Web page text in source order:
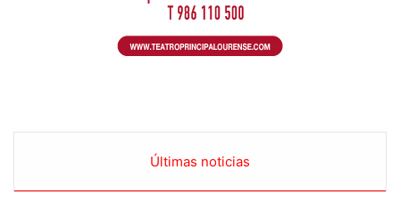
Últimas noticias